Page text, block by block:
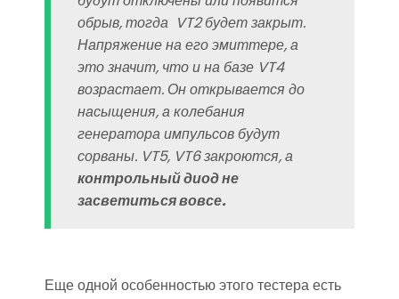
обрыв, тогда VT2 будет закрыт.
Напряжение на его эмиттере, а
это значит, что и на базе VT4
возрастает. Он открывается до
насыщения, а колебания
генератора импульсов будут
сорваны. VT5, VT6 закроются, а
контрольный диод не
засветиться вовсе.
Еще одной особенностью этого тестера есть